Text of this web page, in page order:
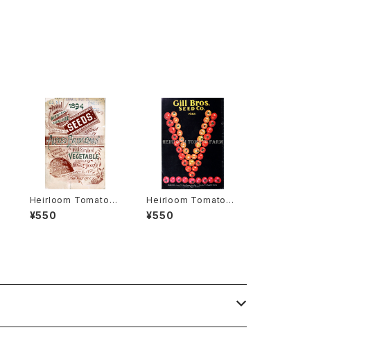
Heirloom Tomato®
Large Golden Yello
w エアルーム・トマト・ラ
¥550
Heirloom Tomato®
Jubilee Orange エア
ルーム・トマト・ジュビリ
¥550